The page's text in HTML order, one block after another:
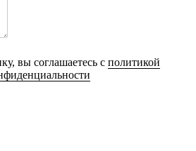
вы соглашаетесь с политикой